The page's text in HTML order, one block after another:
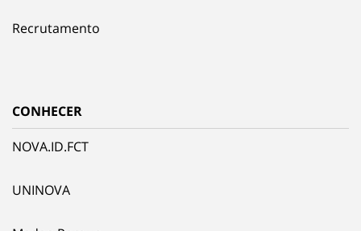
Recrutamento
CONHECER
NOVA.ID.FCT
UNINOVA